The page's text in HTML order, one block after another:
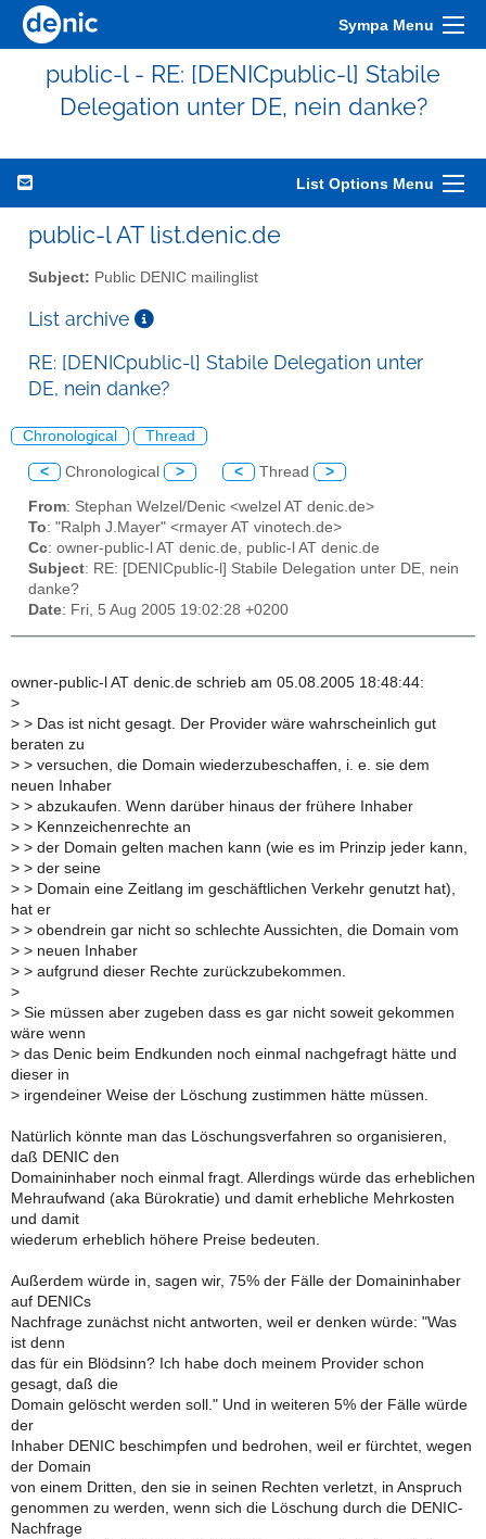
Sympa Menu
public-l - RE: [DENICpublic-l] Stabile
Delegation unter DE, nein danke?
List Options Menu
public-l AT list.denic.de
Subject: Public DENIC mailinglist
List archive
RE: [DENICpublic-l] Stabile Delegation unter
DE, nein danke?
Chronological Thread
< Chronological > < Thread >
From: Stephan Welzel/Denic <welzel AT denic.de>
To: "Ralph J.Mayer" <rmayer AT vinotech.de>
Cc: owner-public-l AT denic.de, public-l AT denic.de
Subject: RE: [DENICpublic-l] Stabile Delegation unter DE, nein
danke?
Date: Fri, 5 Aug 2005 19:02:28 +0200
owner-public-l AT denic.de schrieb am 05.08.2005 18:48:44:
>
> > Das ist nicht gesagt. Der Provider wäre wahrscheinlich gut
beraten zu
> > versuchen, die Domain wiederzubeschaffen, i. e. sie dem
neuen Inhaber
> > abzukaufen. Wenn darüber hinaus der frühere Inhaber
> > Kennzeichenrechte an
> > der Domain gelten machen kann (wie es im Prinzip jeder kann,
> > der seine
> > Domain eine Zeitlang im geschäftlichen Verkehr genutzt hat),
hat er
> > obendrein gar nicht so schlechte Aussichten, die Domain vom
> > neuen Inhaber
> > aufgrund dieser Rechte zurückzubekommen.
>
> Sie müssen aber zugeben dass es gar nicht soweit gekommen
wäre wenn
> das Denic beim Endkunden noch einmal nachgefragt hätte und
dieser in
> irgendeiner Weise der Löschung zustimmen hätte müssen.
Natürlich könnte man das Löschungsverfahren so organisieren,
daß DENIC den
Domaininhaber noch einmal fragt. Allerdings würde das erheblichen
Mehraufwand (aka Bürokratie) und damit erhebliche Mehrkosten
und damit
wiederum erheblich höhere Preise bedeuten.
Außerdem würde in, sagen wir, 75% der Fälle der Domaininhaber
auf DENICs
Nachfrage zunächst nicht antworten, weil er denken würde: "Was
ist denn
das für ein Blödsinn? Ich habe doch meinem Provider schon
gesagt, daß die
Domain gelöscht werden soll." Und in weiteren 5% der Fälle würde
der
Inhaber DENIC beschimpfen und bedrohen, weil er fürchtet, wegen
der Domain
von einem Dritten, den sie in seinen Rechten verletzt, in Anspruch
genommen zu werden, wenn sich die Löschung durch die DENIC-
Nachfrage